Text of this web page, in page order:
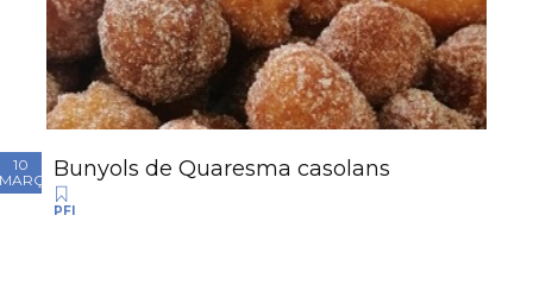
10
Bunyols de Quaresma casolans
PFI